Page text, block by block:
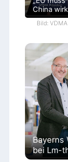
China
Bild: VDMA
Bayerns
bei Lm-